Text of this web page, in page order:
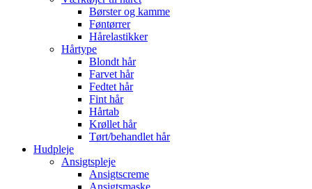
Børster og kamme
Føntørrer
Hårelastikker
Hårtype
Blondt hår
Farvet hår
Fedtet hår
Fint hår
Hårtab
Krøllet hår
Tørt/behandlet hår
Hudpleje
Ansigtspleje
Ansigtscreme
Ansigtsmaske